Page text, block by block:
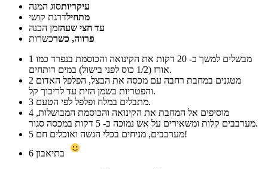
עיקריותסוג המנה
מתחילדרגת קושי
עד חצי שעהזמן הכנה
פרווה, כשרכשרות
1
אורז (1/2 כוס לפני בישול) במים רותחים.
2
והפטריות בשמן הזית עד לריכוך קל.
3
מתבלים במלח ופלפל לפי הטעם.
4
מערבבים קלות ומשאירים על אש נמוכה כ- 5 דקות במכסה סגור.
5
מערבבים, מניחים בכלי הגשה ואוכלים חם!
6